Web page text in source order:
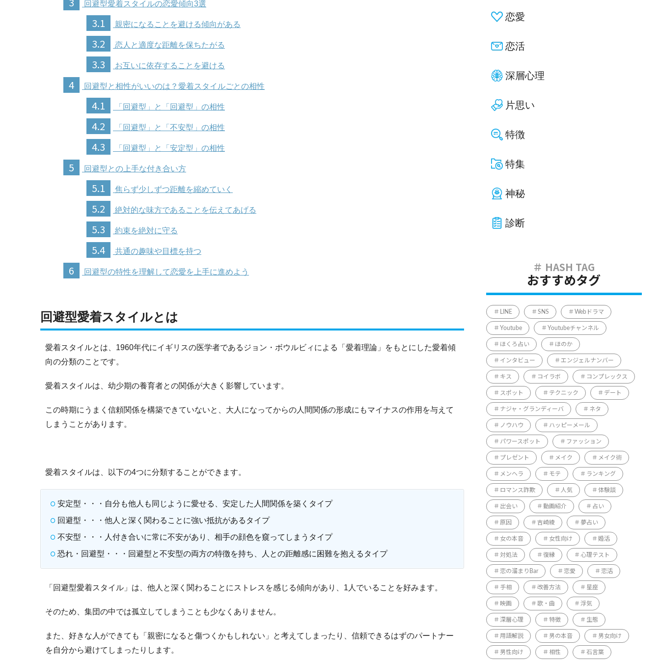
回避型愛着スタイルの恋愛傾向3選
3.1 親密になることを避ける傾向がある
3.2 恋人と適度な距離を保ちたがる
3.3 お互いに依存することを避ける
4 回避型と相性がいいのは？愛着スタイルごとの相性
4.1 「回避型」と「回避型」の相性
4.2 「回避型」と「不安型」の相性
4.3 「回避型」と「安定型」の相性
5 回避型との上手な付き合い方
5.1 焦らず少しずつ距離を縮めていく
5.2 絶対的な味方であることを伝えてあげる
5.3 約束を絶対に守る
5.4 共通の趣味や目標を持つ
6 回避型の特性を理解して恋愛を上手に進めよう
回避型愛着スタイルとは
愛着スタイルとは、1960年代にイギリスの医学者であるジョン・ボウルビィによる「愛着理論」をもとにした愛着傾
向の分類のことです。
愛着スタイルは、幼少期の養育者との関係が大きく影響しています。
この時期にうまく信頼関係を構築できていないと、大人になってからの人間関係の形成にもマイナスの作用を与えて
しまうことがあります。
愛着スタイルは、以下の4つに分類することができます。
安定型・・・自分も他人も同じように愛せる、安定した人間関係を築くタイプ
回避型・・・他人と深く関わることに強い抵抗があるタイプ
不安型・・・人付き合いに常に不安があり、相手の顔色を窺ってしまうタイプ
恐れ・回避型・・・回避型と不安型の両方の特徴を持ち、人との距離感に困難を抱えるタイプ
「回避型愛着スタイル」は、他人と深く関わることにストレスを感じる傾向があり、1人でいることを好みます。
そのため、集団の中では孤立してしまうことも少なくありません。
また、好きな人ができても「親密になると傷つくかもしれない」と考えてしまったり、信頼できるはずのパートナー
を自分から避けてしまったりします。
恋愛
恋活
深層心理
片思い
特徴
特集
神秘
診断
おすすめタグ
LINE SNS Webドラマ
Youtube Youtubeチャンネル
ほくろ占い ほのか
インタビュー エンジェルナンバー
キス コイラボ コンプレックス
スポット テクニック デート
ナジャ・グランディーバ ネタ
ノウハウ ハッピーメール
パワースポット ファッション
プレゼント メイク メイク術
メンヘラ モテ ランキング
ロマンス詐欺 人気 体験談
出会い 動画紹介 占い
原因 吉崎綾 夢占い
女の本音 女性向け 婚活
対処法 復縁 心理テスト
恋の溜まりBar 恋愛 恋活
手相 改善方法 星座
映画 歌・曲 浮気
深層心理 特徴 生態
用語解説 男の本音 男女向け
男性向け 相性 石言葉